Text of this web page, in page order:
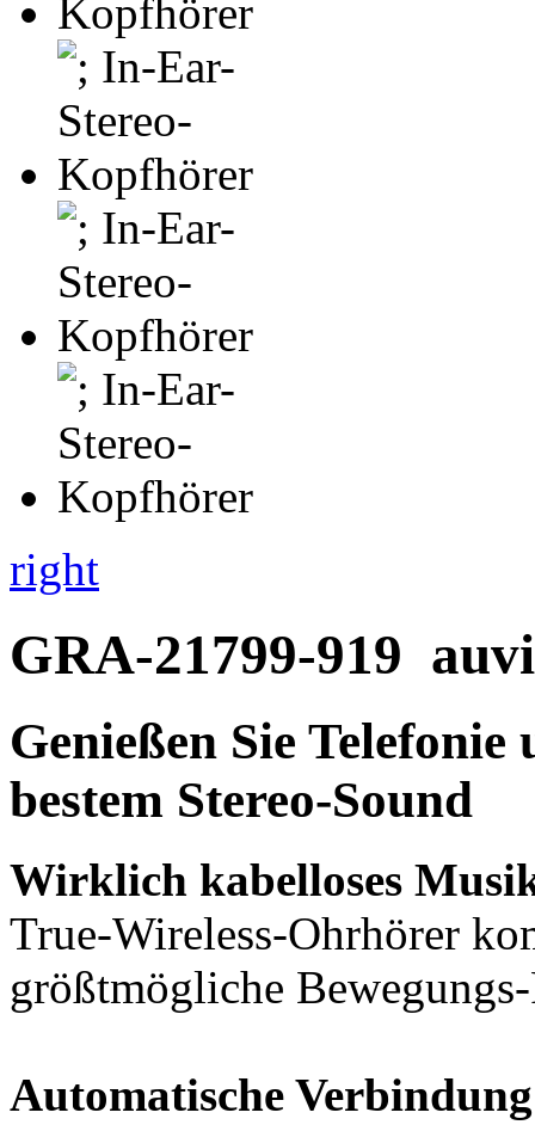
right
GRA-21799-919
Genießen Sie
bestem Stereo-Sound
Wirklich kabelloses
True-Wireless-Ohrhörer
größtmögliche
Automatische